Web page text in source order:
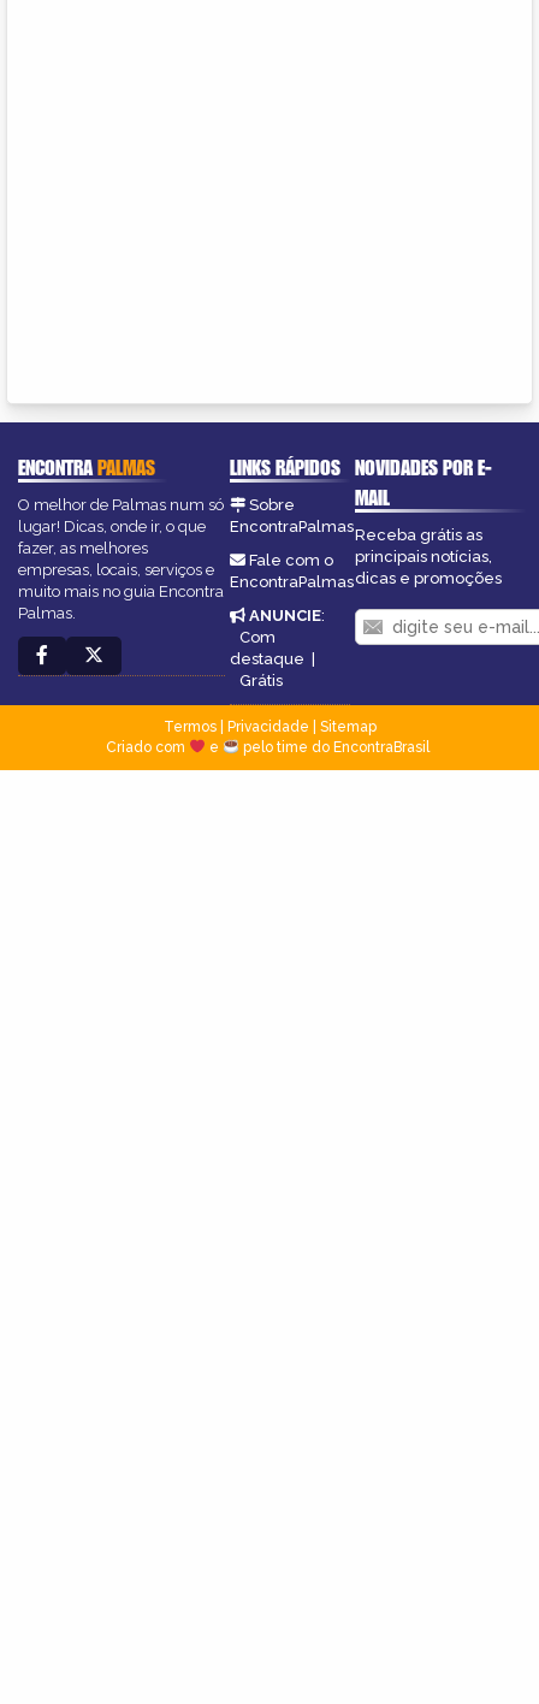
ENCONTRAPALMAS
O melhor de Palmas num só
lugar! Dicas, onde ir, o que
fazer, as melhores
empresas, locais, serviços e
muito mais no guia Encontra
Palmas.
LINKS RÁPIDOS
Sobre
EncontraPalmas
Fale com o
EncontraPalmas
ANUNCIE:
Com
destaque |
Grátis
NOVIDADES POR E-
MAIL
Receba grátis as
principais notícias,
dicas e promoções
Termos| Privacidade
Sitemap
Criado com
e pelo time do EncontraBrasil